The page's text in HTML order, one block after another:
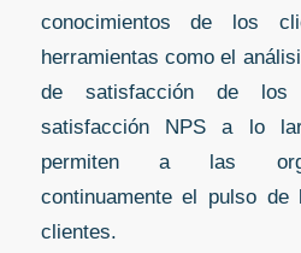
conocimientos de los
herramientas como el
de satisfacción de
satisfacción NPS a lo
permiten a las
continuamente el pulso
clientes.